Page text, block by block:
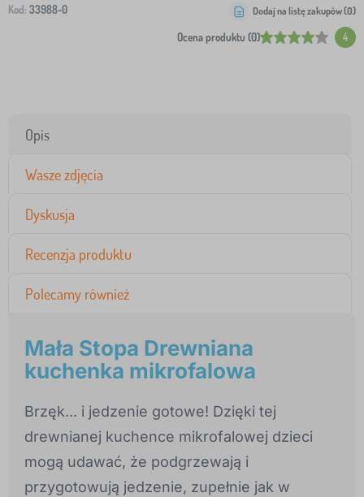
Kod: 33988-0
Ocena produktu (0) 4
Dodaj na listę zakupów (0)
Opis
Wasze zdjęcia
Dyskusja
Recenzja produktu
Polecamy również
Mała Stopa Drewniana
kuchenka mikrofalowa
Brzęk... i jedzenie gotowe! Dzięki tej
drewnianej kuchence mikrofalowej dzieci
mogą udawać, że podgrzewają i
przygotowują jedzenie, zupełnie jak w